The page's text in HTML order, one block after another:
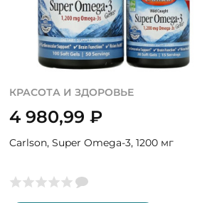
КРАСОТА И ЗДОРОВЬЕ
4 980,99 ₽
Carlson, Super Omega-3, 1200 мг